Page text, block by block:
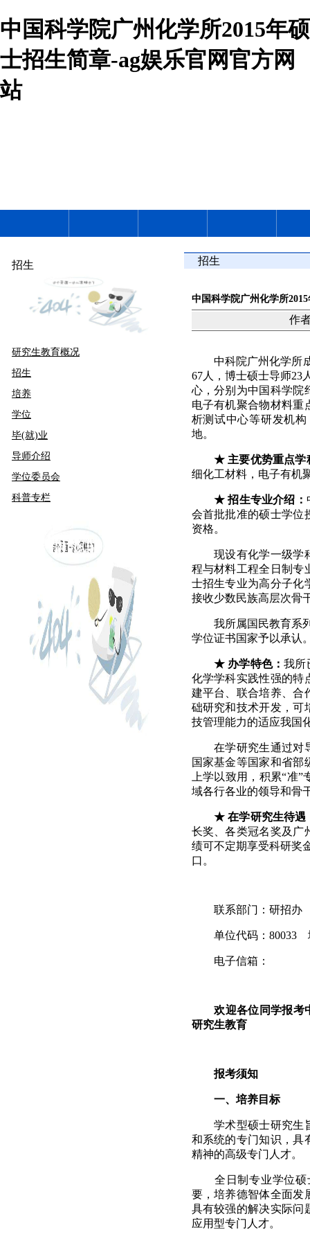
中国科学院广州化学所2015年硕
士招生简章-ag娱乐官网官方网
站
招生
研究生教育概况
招生
培养
学位
毕(就)业
导师介绍
学位委员会
科普专栏
招生
中国科学院广州化学所
作
中科院广州化学所
67人，博士硕士导师23
心，分别为中国科学院
电子有机聚合物材料重
析测试中心等研发机
地。
★ 主要优势重点学
细化工材料，电子有机
★招生专业介绍：
会首批批准的硕士学位
资格。
现设有化学一级学
程与材料工程全日制专
士招生专业为高分子化
接收少数民族高层次骨
我所属国民教育系
学位证书国家予以承认
★ 办学特色：我所
化学学科实践性强的特
建平台、联合培养、合
础研究和技术开发，可
技管理能力的适应我国
在学研究生通过对
国家基金等国家和省部
上学以致用，积累“准
域各行各业的领导和骨
★在学研究生待遇
长奖、各类冠名奖及广
绩可不定期享受科研奖
口。
联系部门：研招办
单位代码： 80033
电子信箱：
欢迎各位同学报考
研究生教育
报考须知
一、培养目标
学术型硕士研究生
和系统的专门知识，具
精神的高级专门人才。
全日制专业学位
要，培养德智体全面发
具有较强的解决实际问
应用型专门人才。